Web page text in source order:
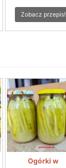
Zobacz przepis!
Ogórki w